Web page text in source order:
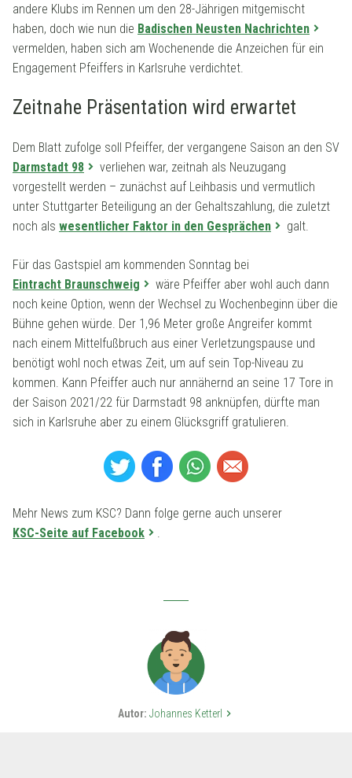
andere Klubs im Rennen um den 28-Jährigen mitgemischt
haben, doch wie nun die Badischen Neusten Nachrichten
vermelden, haben sich am Wochenende die Anzeichen für ein
Engagement Pfeiffers in Karlsruhe verdichtet.
Zeitnahe Präsentation wird erwartet
Dem Blatt zufolge soll Pfeiffer, der vergangene Saison an den SV
Darmstadt 98
verliehen war, zeitnah als Neuzugang
vorgestellt werden – zunächst auf Leihbasis und vermutlich
unter Stuttgarter Beteiligung an der Gehaltszahlung, die zuletzt
noch als wesentlicher Faktor in den Gesprächen galt.
Für das Gastspiel am kommenden Sonntag bei
Eintracht Braunschweig
wäre Pfeiffer aber wohl auch dann
noch keine Option, wenn der Wechsel zu Wochenbeginn über die
Bühne gehen würde. Der 1,96 Meter große Angreifer kommt
nach einem Mittelfußbruch aus einer Verletzungspause und
benötigt wohl noch etwas Zeit, um auf sein Top-Niveau zu
kommen. Kann Pfeiffer auch nur annähernd an seine 17 Tore in
der Saison 2021/22 für Darmstadt 98 anknüpfen, dürfte man
sich in Karlsruhe aber zu einem Glücksgriff gratulieren.
Mehr News zum KSC? Dann folge gerne auch unserer
KSC-Seite auf Facebook
Autor: Johannes Ketterl keyboard_arrow_right